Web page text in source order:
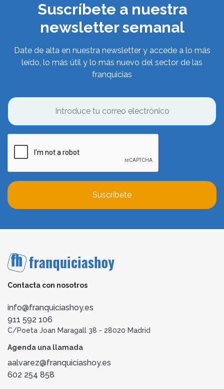
Suscríbete a nuestra
newsletter semanal
Date de alta en nuestra newsletter y accede a lo más
leído, lo más útil y lo más nuevo del sector de las
franquicias
Suscríbete
Contacta con nosotros
info@franquiciashoy.es
911 592 106
C/Poeta Joan Maragall 38 - 28020 Madrid
Agenda una llamada
aalvarez@franquiciashoy.es
602 254 858